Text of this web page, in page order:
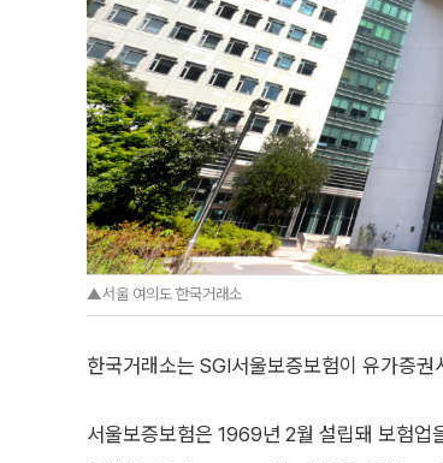
▲서울 여의도 한국거래소
한국거래소는 SGI서울보증보험이 유가증
서울보증보험은 1969년 2월 설립돼 보험업